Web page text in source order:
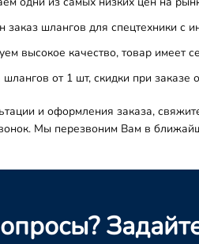
заказ шлангов для спецтехники с
высокое качество, товар имеет
от 1 шт, скидки при заказе
и оформления заказа,
Мы перезвоним Вам в